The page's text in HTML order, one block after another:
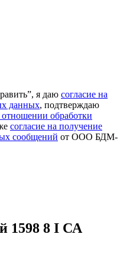
я даю согласие на
данных, подтверждаю
обработки
согласие на получение
сообщений от ООО БДМ-
1598 8 I СА